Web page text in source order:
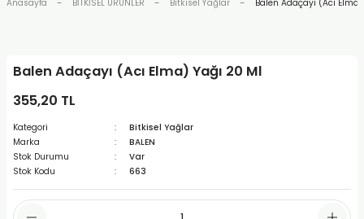
Anasayfa BİTKİSEL ÜRÜNLER Bitkisel Yağlar Balen Adaçayı (Acı
Balen Adaçayı (Acı Elma) Yağı 20 Ml
355,20 TL
Kategori
Bitkisel Yağlar
Marka
BALEN
Stok Durumu
Var
Stok Kodu
663